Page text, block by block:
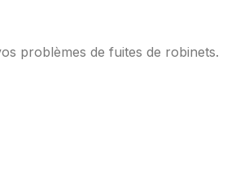
problèmes de fuites de robinets.